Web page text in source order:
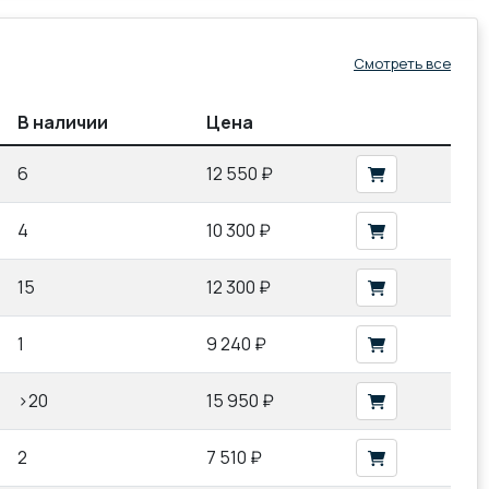
Смотреть все
В наличии Цена
6 12 550 ₽
4 10 300 ₽
15 12 300 ₽
1 9 240 ₽
>20 15 950 ₽
2 7 510 ₽